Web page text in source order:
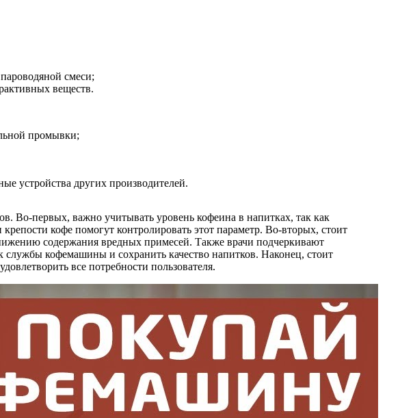
смеси;
веществ.
промывки;
устройства других производителей.
Во-первых, важно учитывать уровень кофеина в напитках, так как
кофе помогут контролировать этот параметр. Во-вторых, стоит
содержания вредных примесей. Также врачи подчеркивают
службы кофемашины и сохранить качество напитков. Наконец, стоит
все потребности пользователя.